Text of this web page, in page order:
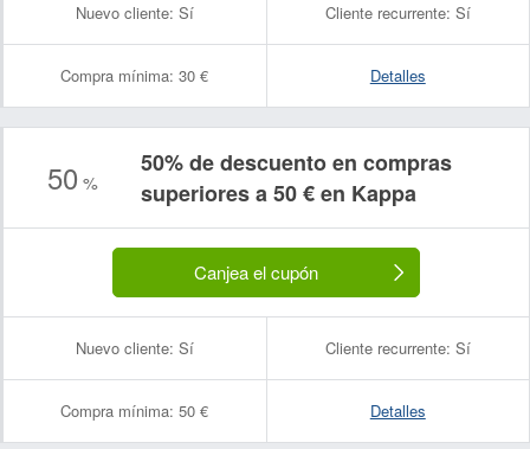
Nuevo cliente: Sí Cliente recurrente: Sí
Compra mínima: 30 € Detalles
50 %
50% de descuento en compras
superiores a 50 € en Kappa
Canjea el cupón
Nuevo cliente: Sí Cliente recurrente: Sí
Compra mínima: 50 € Detalles